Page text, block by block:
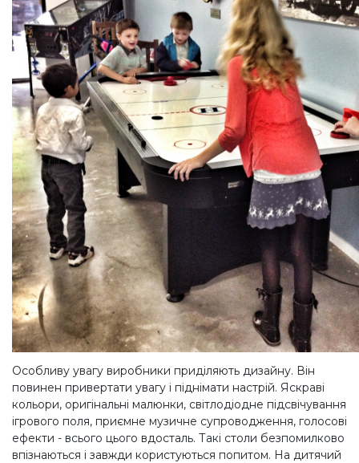
Особливу увагу виробники приділяють дизайну. Він
повинен привертати увагу і піднімати настрій. Яскраві
кольори, оригінальні малюнки, світлодіодне підсвічування
ігрового поля, приємне музичне супроводження, голосові
ефекти - всього цього вдосталь. Такі столи безпомилково
впізнаються і завжди користуються попитом. На дитячий